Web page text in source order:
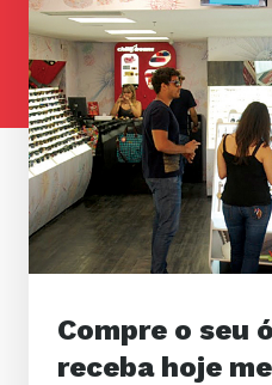
Compre o seu
receba hoje